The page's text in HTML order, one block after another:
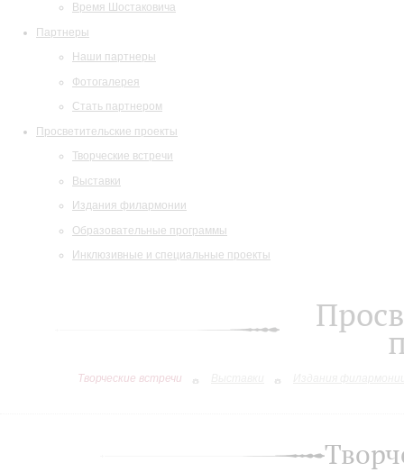
Время Шостаковича
Партнеры
Наши партнеры
Фотогалерея
Стать партнером
Просветительские проекты
Творческие встречи
Выставки
Издания филармонии
Образовательные программы
Инклюзивные и специальные проекты
Творческие встречи